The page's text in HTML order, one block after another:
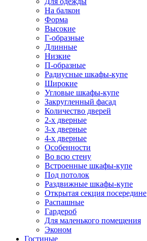
На балкон
Форма
Высокие
Г-образные
Длинные
Низкие
П-образные
Радиусные шкафы-купе
Широкие
Угловые шкафы-купе
Закругленный фасад
Количество дверей
2-х дверные
3-х дверные
4-х дверные
Особенности
Во всю стену
Встроенные шкафы-купе
Под потолок
Раздвижные шкафы-купе
Открытая секция посередине
Распашные
Гардероб
Для маленького помещения
Эконом
Гостиные